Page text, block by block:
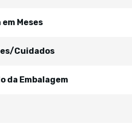
Meses
Cuidados
da Embalagem